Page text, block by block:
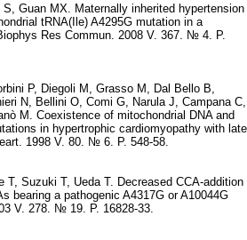
Guan MX. Maternally inherited hypertension
tRNA(Ile) A4295G mutation in a
Res Commun. 2008 V. 367. № 4. P.
P, Diegoli M, Grasso M, Dal Bello B,
N, Bellini O, Comi G, Narula J, Campana C,
M. Coexistence of mitochondrial DNA and
in hypertrophic cardiomyopathy with late
1998 V. 80. № 6. P. 548-58.
T, Suzuki T, Ueda T. Decreased CCA-addition
bearing a pathogenic A4317G or A10044G
V. 278. № 19. P. 16828-33.